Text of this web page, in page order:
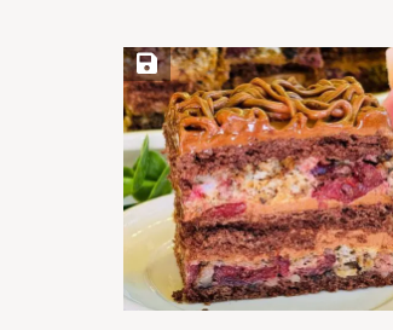
Save Recipe